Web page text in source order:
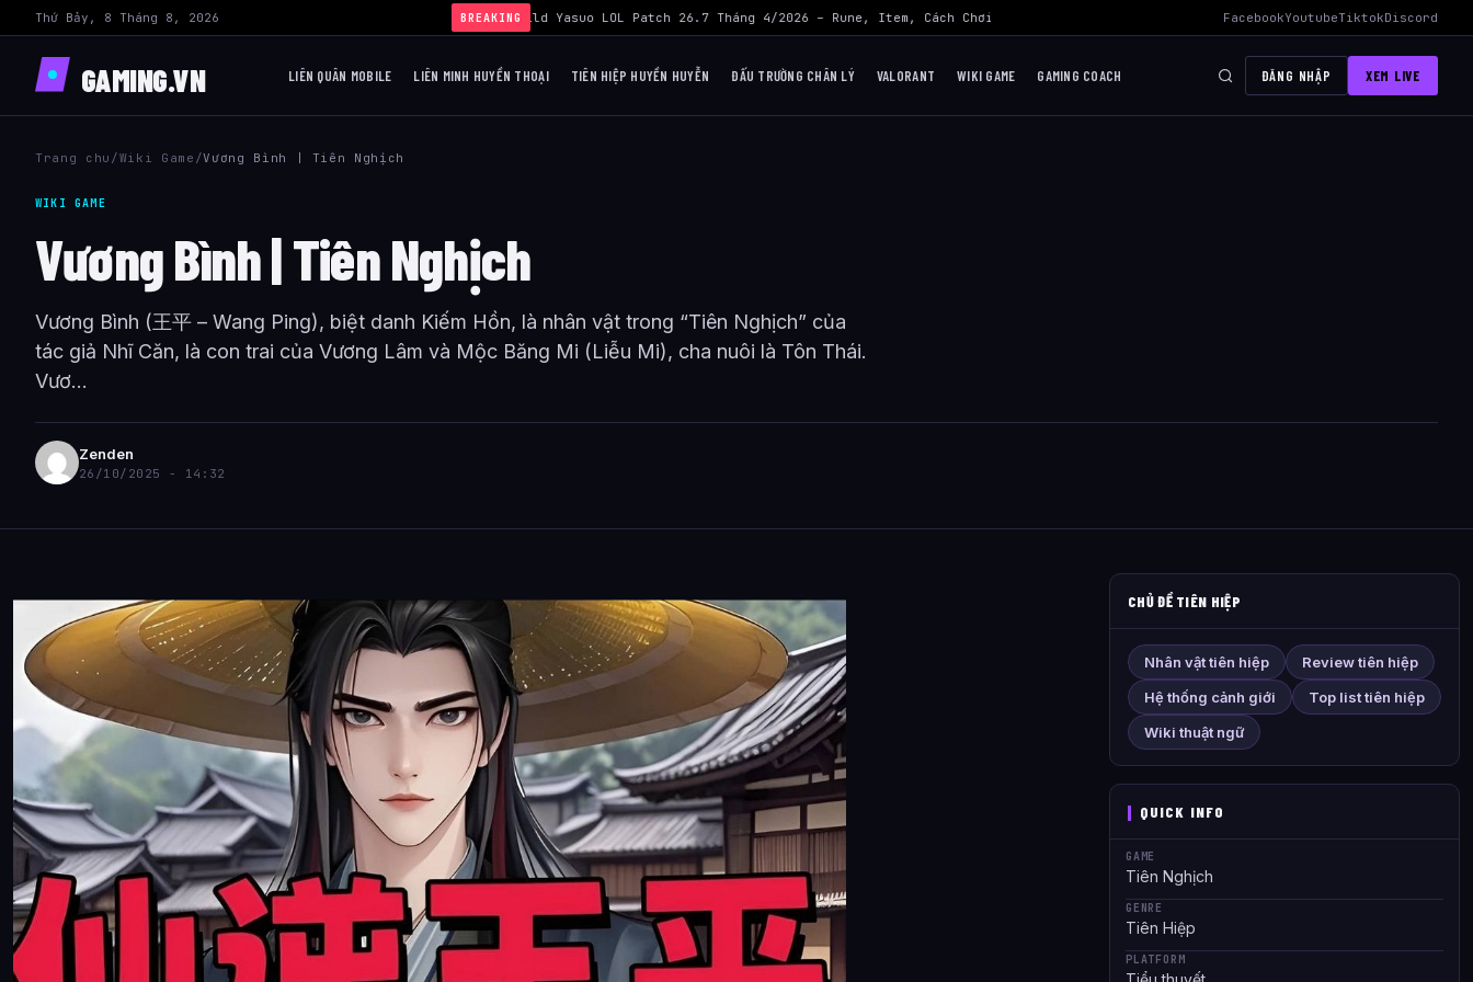
Thứ Bảy, 8 Tháng 8, 2026 BREAKING
› Build Yasuo LOL Patch 26.7 Tháng 4/2026 – Rune, Item, Cách Chơi Mid Hiệu Quả Nhất AWC 2026 Liên Quân Mobile – Lịch Thi Đấu,
FacebookYoutubeTiktokDiscord
GAMING.VN LIÊN QUÂN MOBILE LIÊN MINH HUYỀN THOẠI TIÊN HIỆP HUYỀN HUYỄN ĐẤU TRƯỜNG CHÂN LÝ VALORANT WIKI GAME GAMING COACH ĐĂNG NHẬP XEM LIVE
Trang chu /Wiki Game /Vương Bình | Tiên Nghịch
WIKI GAME
Vương Bình | Tiên Nghịch
Vương Bình (王平 – Wang Ping), biệt danh Kiếm Hồn, là nhân vật trong “Tiên Nghịch” của
tác giả Nhĩ Căn, là con trai của Vương Lâm và Mộc Băng Mi (Liễu Mi), cha nuôi là Tôn Thái.
Vươ...
Zenden
26/10/2025 - 14:32
CHỦ ĐỀ TIÊN HIỆP
Nhân vật tiên hiệp
Review tiên hiệp
Hệ thống cảnh giới
Top list tiên hiệp
Wiki thuật ngữ
QUICK INFO
GAME
Tiên Nghịch
GENRE
Tiên Hiệp
PLATFORM